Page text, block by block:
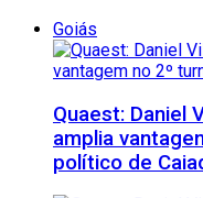
Goiás
Quaest: Daniel
amplia
político de